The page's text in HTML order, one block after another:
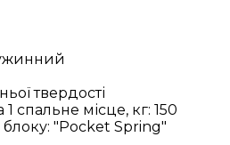
твердості
спальне місце, кг: 150
"Pocket Spring"